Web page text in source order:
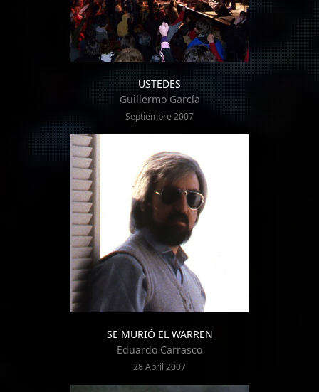
USTEDES
Guillermo García
Septiembre 2007
SE MURIÓ EL WARREN
Eduardo Carrasco
28 Abril 2007